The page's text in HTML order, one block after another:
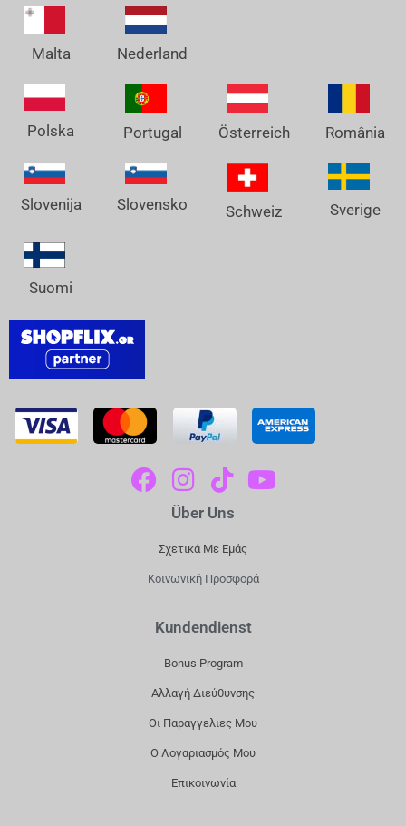
Malta Nederland
Polska Portugal Österreich România
Slovenija Slovensko Schweiz Sverige
Suomi
F
A
B
O
I
N
S
T
A
R
M
T
I
K
T
O
Y
O
Über Uns
Σχετικά Με Εμάς
Κοινωνική Προσφορά
Kundendienst
Bonus Program
Αλλαγή Διεύθυνσης
Οι Παραγγελιες Μου
Ο Λογαριασμός Μου
Επικοινωνία